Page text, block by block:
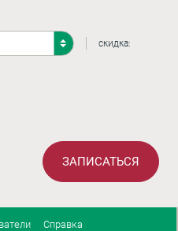
скидка:
ЗАПИСАТЬСЯ
Справка